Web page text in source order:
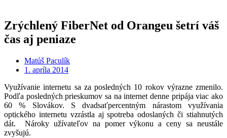
Zrýchlený FiberNet od Orangeu šetrí váš
čas aj peniaze
Matúš Paculík
1. apríla 2014
Využívanie internetu sa za posledných 10 rokov výrazne zmenilo.
Podľa posledných prieskumov sa na internet denne pripája viac ako
60 % Slovákov. S dvadsaťpercentným nárastom využívania
optického internetu vzrástla aj spotreba odoslaných či stiahnutých
dát. Nároky užívateľov na pomer výkonu a ceny sa neustále
zvyšujú.